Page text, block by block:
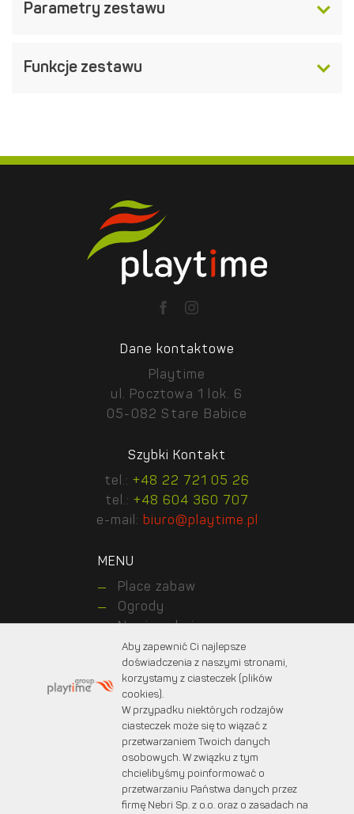
Parametry zestawu
Funkcje zestawu
Dane kontaktowe
Playtime
ul. Pocztowa 1 lok. 6
05-082 Stare Babice
Szybki Kontakt
tel.: +48 22 721 05 26
tel.: +48 604 360 707
e-mail: biuro@playtime.pl
MENU
Place zabaw
Ogrody
Nawierzchnie
Realizacje
Kontakt z nami
O nas
Dla klientów
Dla projektantów
© 2025 PLAYTIME. Wszystkie prawa zastrzeżone.
Projekt graficzny:
marcinprojekt.com
Aby zapewnić Ci najlepsze
doświadczenia z naszymi stronami,
korzystamy z ciasteczek (plików
cookies).
W przypadku niektórych rodzajów
ciasteczek może się to wiązać z
przetwarzaniem Twoich danych
osobowych. W związku z tym
chcielibyśmy poinformować o
przetwarzaniu Państwa danych przez
firmę Nebri Sp. z o.o. oraz o zasadach na